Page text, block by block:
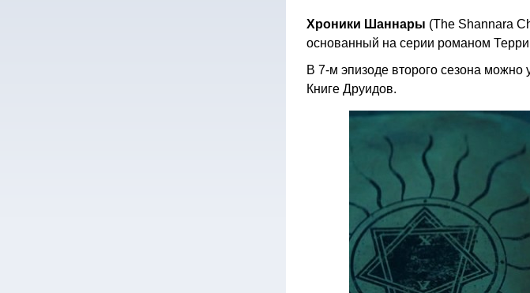
Хроники Шаннары (The Shannara
основанный на серии романом
В 7-м эпизоде второго сезона
Книге Друидов.